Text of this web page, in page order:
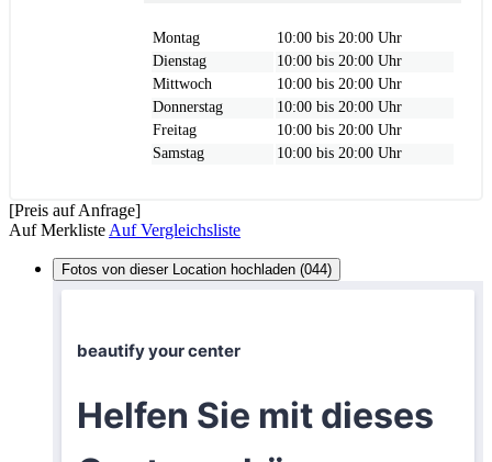
Montag
10:00 bis 20:00 Uhr
Dienstag
10:00 bis 20:00 Uhr
Mittwoch
10:00 bis 20:00 Uhr
Donnerstag
10:00 bis 20:00 Uhr
Freitag
10:00 bis 20:00 Uhr
Samstag
10:00 bis 20:00 Uhr
[Preis auf Anfrage]
Auf Merkliste Auf Vergleichsliste
Fotos von dieser Location hochladen (044)